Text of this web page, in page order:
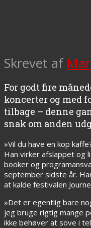
Skrevet af
For godt fire
koncerter og med
tilbage – denne
snak om anden
»Vil du have en kop
Han virker afslappet og
booker og
september sidste år.
at kalde festivalen
»Det er egentlig bare
jeg bruge rigtig mange
ikke behøver at sove i